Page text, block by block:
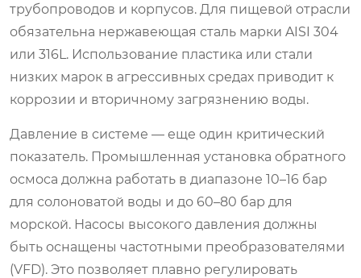
трубопроводов и корпусов. Для пищевой отрасли
обязательна нержавеющая сталь марки AISI 304
или 316L. Использование пластика или стали
низких марок в агрессивных средах приводит к
коррозии и вторичному загрязнению воды.
Давление в системе — еще один критический
показатель. Промышленная установка обратного
осмоса должна работать в диапазоне 10–16 бар
для солоноватой воды и до 60–80 бар для
морской. Насосы высокого давления должны
быть оснащены частотными преобразователями
(VFD). Это позволяет плавно регулировать